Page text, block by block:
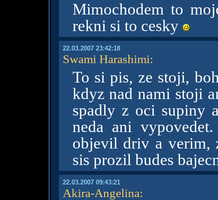
Mimochodem to
rekni si to cesky
22.03.2007 23:42:18
Swami Harashimi:
To si pis, ze stoji,
kdyz nad nami stoji
spadly z oci supiny
neda ani
objevil driv a verim,
sis prozil budes
22.03.2007 09:43:21
Akira-Angelina: